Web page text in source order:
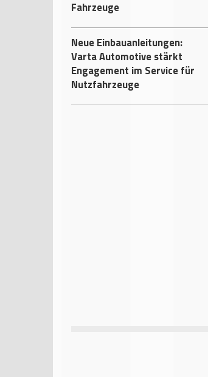
Fahrzeuge
Neue Einbauanleitungen:
Varta Automotive stärkt
Engagement im Service für
Nutzfahrzeuge